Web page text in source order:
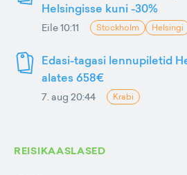
Helsingisse kuni -30%
Eile 10:11 Stockholm Helsingi
Edasi-tagasi lennupiletid
alates 658€
7. aug 20:44 Krabi
REISIKAASLASED